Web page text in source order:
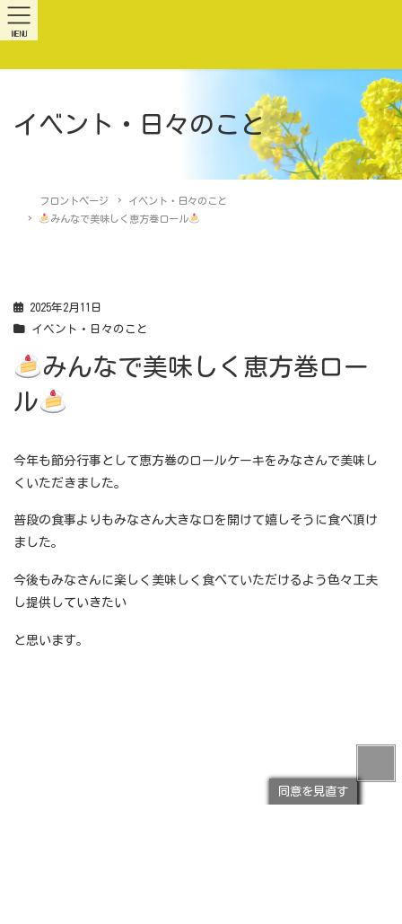
イベント・日々のこと
フロントページ
イベント・日々のこと
みんなで美味しく恵方巻ロール
2025年2月11日
イベント・日々のこと
みんなで美味しく恵方巻ロー
ル
今年も節分行事として恵方巻のロールケーキをみなさんで美味し
くいただきました。
普段の食事よりもみなさん大きな口を開けて嬉しそうに食べ頂け
ました。
今後もみなさんに楽しく美味しく食べていただけるよう色々工夫
し提供していきたい
と思います。
MENU
同意を見直す